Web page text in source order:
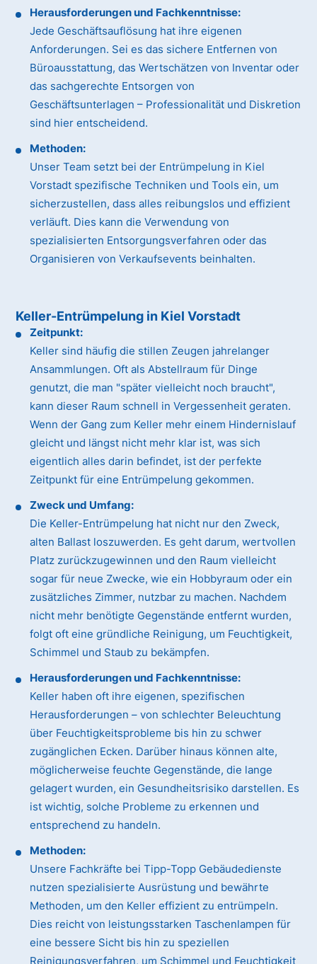
Herausforderungen und Fachkenntnisse:
Jede Geschäftsauflösung hat ihre eigenen
Anforderungen. Sei es das sichere Entfernen von
Büroausstattung, das Wertschätzen von Inventar oder
das sachgerechte Entsorgen von
Geschäftsunterlagen – Professionalität und Diskretion
sind hier entscheidend.
Methoden:
Unser Team setzt bei der Entrümpelung in Kiel
Vorstadt spezifische Techniken und Tools ein, um
sicherzustellen, dass alles reibungslos und effizient
verläuft. Dies kann die Verwendung von
spezialisierten Entsorgungsverfahren oder das
Organisieren von Verkaufsevents beinhalten.
Keller-Entrümpelung in Kiel Vorstadt
Zeitpunkt:
Keller sind häufig die stillen Zeugen jahrelanger
Ansammlungen. Oft als Abstellraum für Dinge
genutzt, die man "später vielleicht noch braucht",
kann dieser Raum schnell in Vergessenheit geraten.
Wenn der Gang zum Keller mehr einem Hindernislauf
gleicht und längst nicht mehr klar ist, was sich
eigentlich alles darin befindet, ist der perfekte
Zeitpunkt für eine Entrümpelung gekommen.
Zweck und Umfang:
Die Keller-Entrümpelung hat nicht nur den Zweck,
alten Ballast loszuwerden. Es geht darum, wertvollen
Platz zurückzugewinnen und den Raum vielleicht
sogar für neue Zwecke, wie ein Hobbyraum oder ein
zusätzliches Zimmer, nutzbar zu machen. Nachdem
nicht mehr benötigte Gegenstände entfernt wurden,
folgt oft eine gründliche Reinigung, um Feuchtigkeit,
Schimmel und Staub zu bekämpfen.
Herausforderungen und Fachkenntnisse:
Keller haben oft ihre eigenen, spezifischen
Herausforderungen – von schlechter Beleuchtung
über Feuchtigkeitsprobleme bis hin zu schwer
zugänglichen Ecken. Darüber hinaus können alte,
möglicherweise feuchte Gegenstände, die lange
gelagert wurden, ein Gesundheitsrisiko darstellen. Es
ist wichtig, solche Probleme zu erkennen und
entsprechend zu handeln.
Methoden:
Unsere Fachkräfte bei Tipp-Topp Gebäudedienste
nutzen spezialisierte Ausrüstung und bewährte
Methoden, um den Keller effizient zu entrümpeln.
Dies reicht von leistungsstarken Taschenlampen für
eine bessere Sicht bis hin zu speziellen
Reinigungsverfahren, um Schimmel und Feuchtigkeit